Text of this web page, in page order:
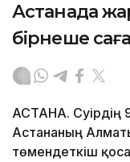
Астанада
бірнеше
АСТАНА. Сәуірдің
Астананың
төмендеткіш